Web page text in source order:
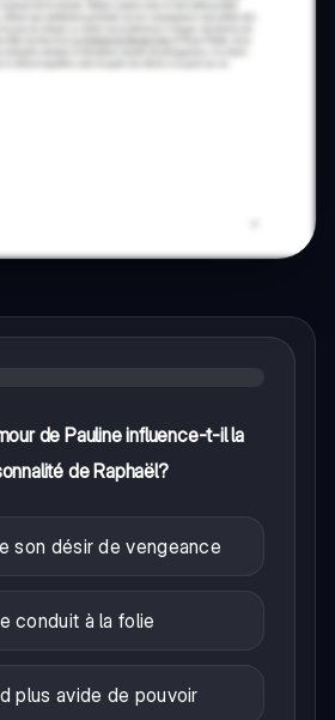
de Pauline influence-t-il la
de Raphaël?
son désir de vengeance
conduit à la folie
plus avide de pouvoir